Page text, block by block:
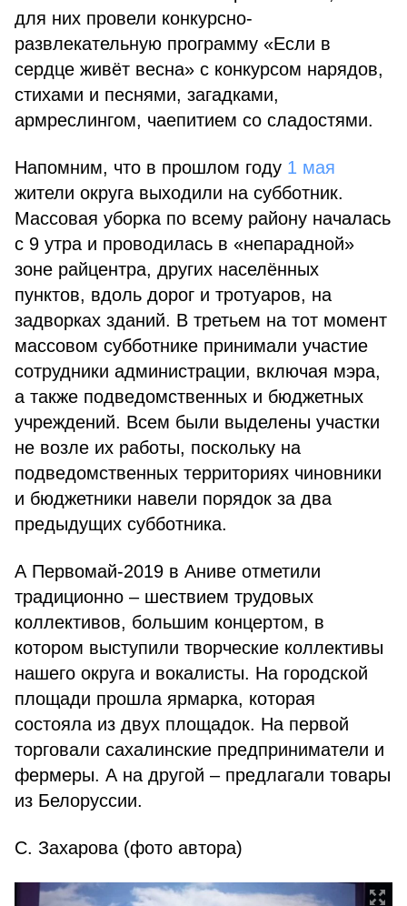
для них провели конкурсно-
развлекательную программу «Если в
сердце живёт весна» с конкурсом нарядов,
стихами и песнями, загадками,
армреслингом, чаепитием со сладостями.
Напомним, что в прошлом году 1 мая
жители округа выходили на субботник.
Массовая уборка по всему району началась
с 9 утра и проводилась в «непарадной»
зоне райцентра, других населённых
пунктов, вдоль дорог и тротуаров, на
задворках зданий. В третьем на тот момент
массовом субботнике принимали участие
сотрудники администрации, включая мэра,
а также подведомственных и бюджетных
учреждений. Всем были выделены участки
не возле их работы, поскольку на
подведомственных территориях чиновники
и бюджетники навели порядок за два
предыдущих субботника.
А Первомай-2019 в Аниве отметили
традиционно – шествием трудовых
коллективов, большим концертом, в
котором выступили творческие коллективы
нашего округа и вокалисты. На городской
площади прошла ярмарка, которая
состояла из двух площадок. На первой
торговали сахалинские предприниматели и
фермеры. А на другой – предлагали товары
из Белоруссии.
С. Захарова (фото автора)